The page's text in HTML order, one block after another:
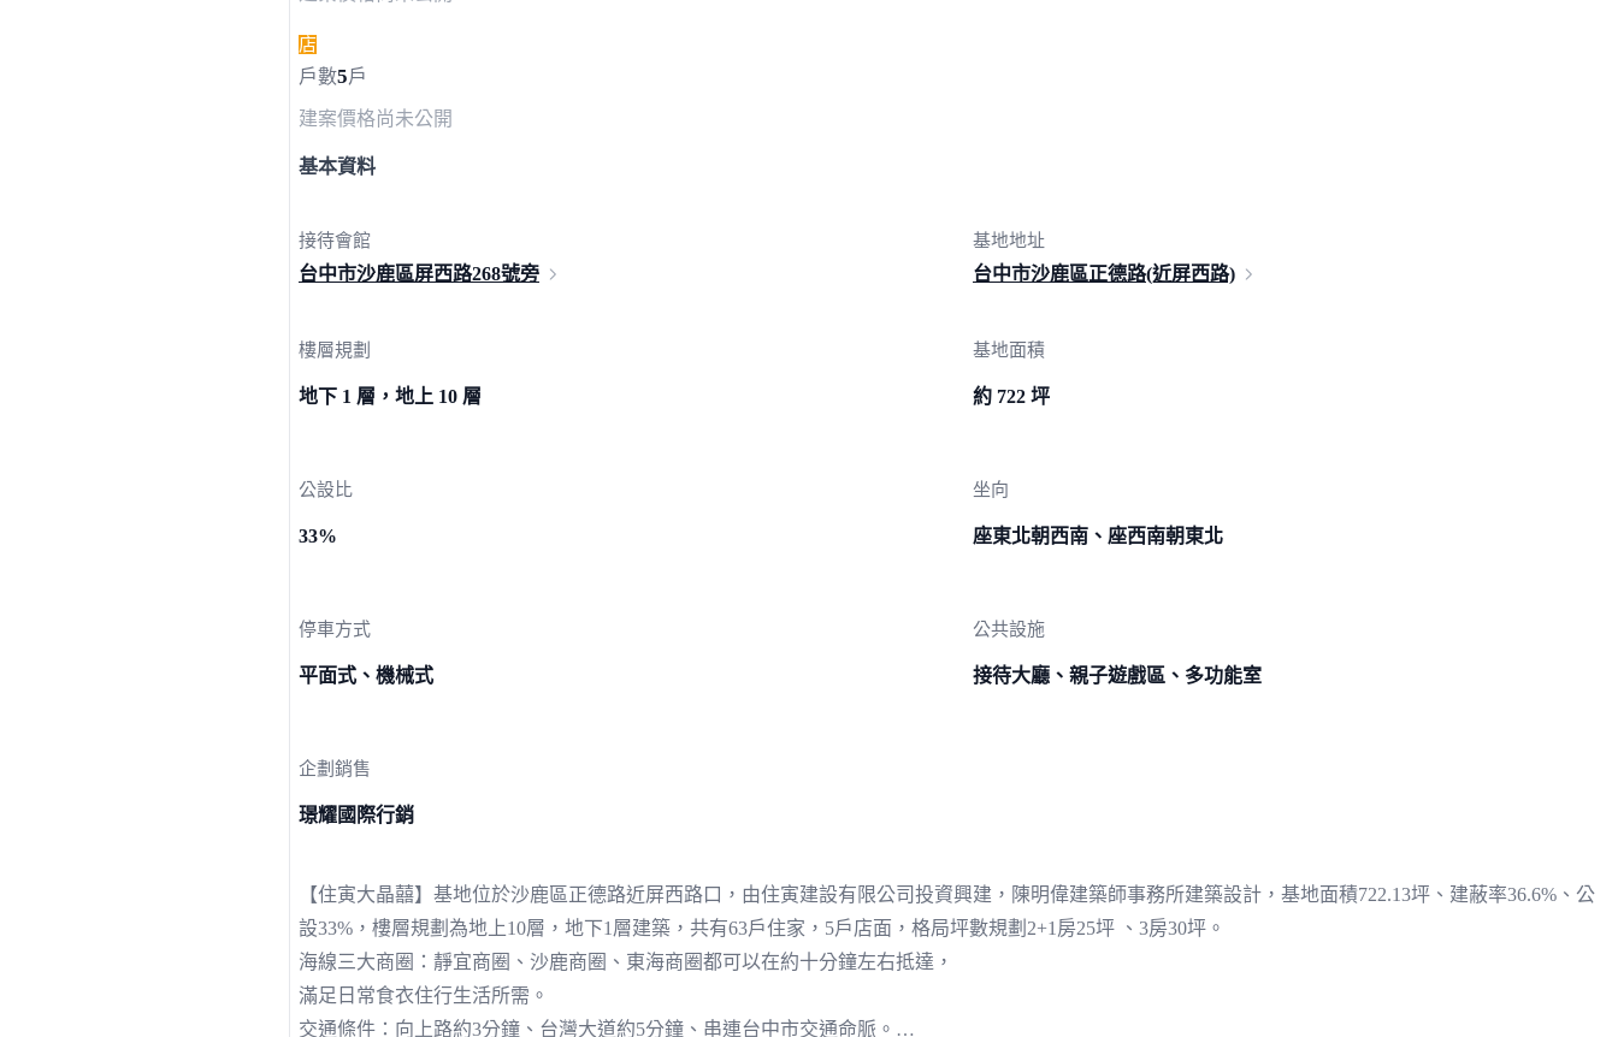
店
戶數5戶
建案價格尚未公開
基本資料
接待會館
台中市沙鹿區屏西路268號旁
基地地址
台中市沙鹿區正德路(近屏西路)
樓層規劃
地下 1 層，地上 10 層
基地面積
約 722 坪
公設比
33%
坐向
座東北朝西南、座西南朝東北
停車方式
平面式、機械式
公共設施
接待大廳、親子遊戲區、多功能室
企劃銷售
璟耀國際行銷
【住寅大晶囍】基地位於沙鹿區正德路近屏西路口，由住寅建設有限公司投資興建，陳明偉建築師事務所建築設計，基地面積722.13坪、建蔽率36.6%、公
設33%，樓層規劃為地上10層，地下1層建築，共有63戶住家，5戶店面，格局坪數規劃2+1房25坪 、3房30坪。
海線三大商圈：靜宜商圈、沙鹿商圈、東海商圈都可以在約十分鐘左右抵達，
滿足日常食衣住行生活所需。
交通條件：向上路約3分鐘、台灣大道約5分鐘、串連台中市交通命脈。